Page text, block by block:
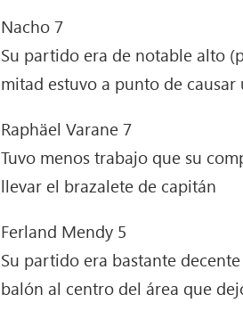
Nacho 7
Su partido era de notable alto
mitad estuvo a punto de
Raphäel Varane 7
Tuvo menos trabajo que su
llevar el brazalete de capitán
Ferland Mendy 5
Su partido era bastante
balón al centro del área que